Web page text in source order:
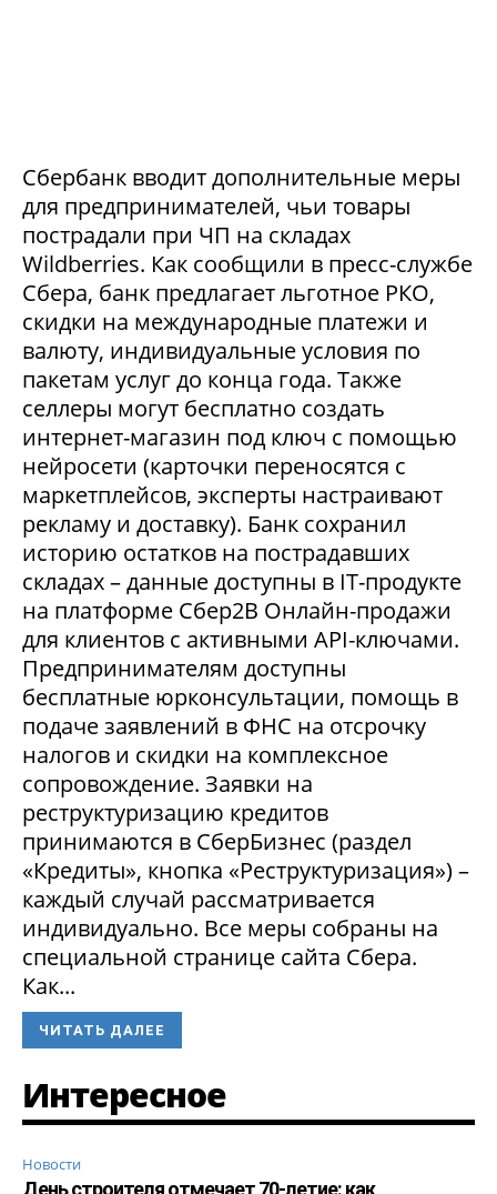
Сбербанк вводит дополнительные меры
для предпринимателей, чьи товары
пострадали при ЧП на складах
Wildberries. Как сообщили в пресс-службе
Сбера, банк предлагает льготное РКО,
скидки на международные платежи и
валюту, индивидуальные условия по
пакетам услуг до конца года. Также
селлеры могут бесплатно создать
интернет-магазин под ключ с помощью
нейросети (карточки переносятся с
маркетплейсов, эксперты настраивают
рекламу и доставку). Банк сохранил
историю остатков на пострадавших
складах – данные доступны в IT-продукте
на платформе Сбер2В Онлайн-продажи
для клиентов с активными API-ключами.
Предпринимателям доступны
бесплатные юрконсультации, помощь в
подаче заявлений в ФНС на отсрочку
налогов и скидки на комплексное
сопровождение. Заявки на
реструктуризацию кредитов
принимаются в СберБизнес (раздел
«Кредиты», кнопка «Реструктуризация») –
каждый случай рассматривается
индивидуально. Все меры собраны на
специальной странице сайта Сбера.
Как...
ЧИТАТЬ ДАЛЕЕ
Интересное
Новости
День строителя отмечает 70-летие: как